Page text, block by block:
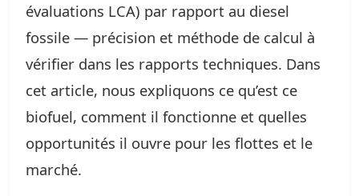
évaluations LCA) par rapport au diesel
fossile — précision et méthode de calcul à
vérifier dans les rapports techniques. Dans
cet article, nous expliquons ce qu’est ce
biofuel, comment il fonctionne et quelles
opportunités il ouvre pour les flottes et le
marché.